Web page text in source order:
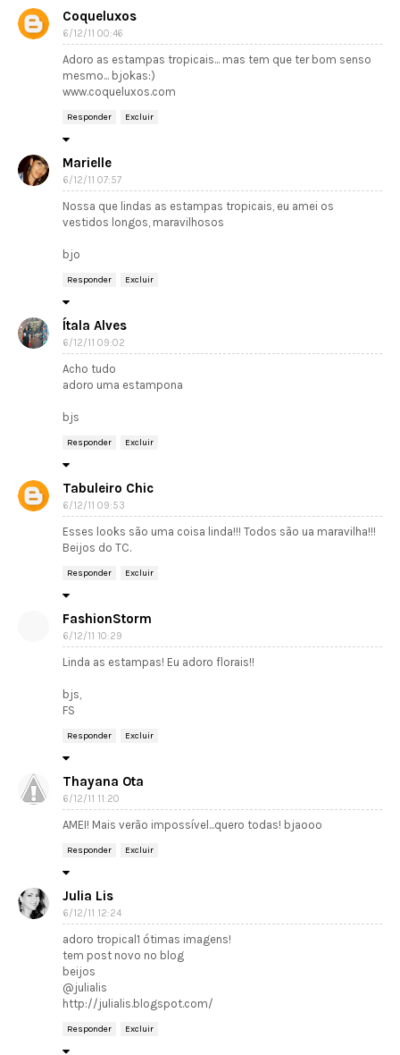
Coqueluxos
6/12/11 00:46
Adoro as estampas tropicais... mas tem que ter bom senso
mesmo... bjokas:)
www.coqueluxos.com
Responder Excluir
Marielle
6/12/11 07:57
Nossa que lindas as estampas tropicais, eu amei os
vestidos longos, maravilhosos
bjo
Responder Excluir
Ítala Alves
6/12/11 09:02
Acho tudo
adoro uma estampona
bjs
Responder Excluir
Tabuleiro Chic
6/12/11 09:53
Esses looks são uma coisa linda!!! Todos são ua maravilha!!!
Beijos do TC.
Responder Excluir
FashionStorm
6/12/11 10:29
Linda as estampas! Eu adoro florais!!
bjs,
FS
Responder Excluir
Thayana Ota
6/12/11 11:20
AMEI! Mais verão impossível...quero todas! bjaooo
Responder Excluir
Julia Lis
6/12/11 12:24
adoro tropical1 ótimas imagens!
tem post novo no blog
beijos
@julialis
http://julialis.blogspot.com/
Responder Excluir